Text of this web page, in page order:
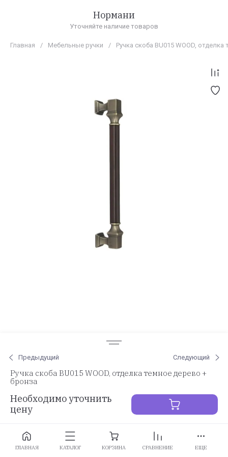
Нормани
Уточняйте наличие товаров
Главная / Мебельные ручки / Ручка скоба BU015 WOOD,
Предыдущий Следующий
Ручка скоба BU015 WOOD, отделка темное дерево +
бронза
Необходимо уточнить
цену
Заказать
ГЛАВНАЯ КАТАЛОГ КОРЗИНА СРАВНЕНИЕ ЕЩЕ